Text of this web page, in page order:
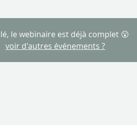
le webinaire est déjà complet 😮
voir d'autres événements ?